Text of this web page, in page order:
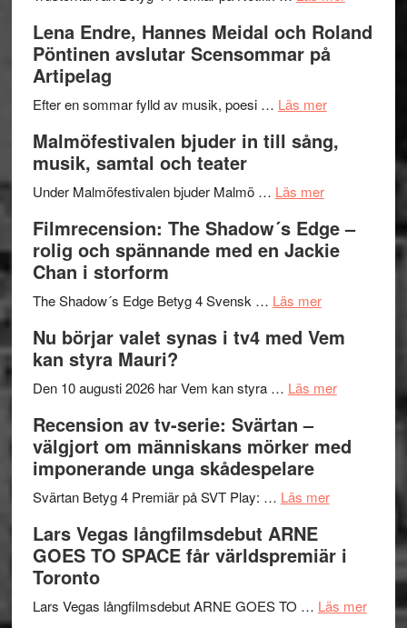
I
Delvis
genrens
terräng
på
Lena Endre, Hannes Meidal och Roland
Pöntinen avslutar Scensommar på
Artipelag
Efter en sommar fylld av musik, poesi … Läs merom
Endre,
Roland
Pöntinen
Artipelag
Malmöfestivalen bjuder in till sång,
musik, samtal och teater
Under Malmöfestivalen bjuder Malmö … Läs merom
bjuder
in
samtal
teater
Filmrecension: The Shadow´s Edge –
rolig och spännande med en Jackie
Chan i storform
The Shadow´s Edge Betyg 4 Svensk … Läs merom
The
´s
rolig
spännande
Jackie
i
Nu börjar valet synas i tv4 med Vem
kan styra Mauri?
Den 10 augusti 2026 har Vem kan styra … Läs merom
valet
Vem
styra
Recension av tv-serie: Svärtan –
välgjort om människans mörker med
imponerande unga skådespelare
Svärtan Betyg 4 Premiär på SVT Play: … Läs merom
tv-
Svärtan
Lars Vegas långfilmsdebut ARNE
GOES TO SPACE får världspremiär i
Toronto
Lars Vegas långfilmsdebut ARNE GOES TO … Läs merom